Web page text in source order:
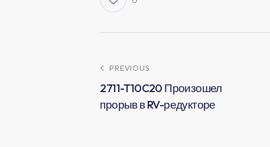
PREVIOUS
2711-T10C20 Произошел
прорыв в RV-редукторе